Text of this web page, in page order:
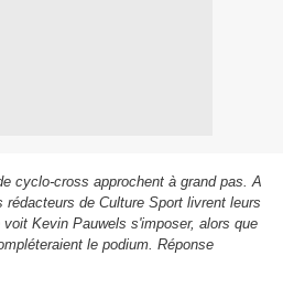
cyclo-cross approchent à grand pas. A
de Culture Sport livrent leurs
Kevin Pauwels s'imposer, alors que
le podium. Réponse